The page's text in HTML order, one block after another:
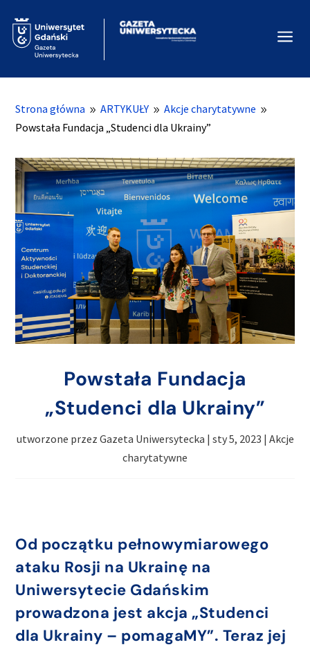
a
Strona główna 9 ARTYKUŁY 9 Akcje charytatywne 9
Powstała Fundacja „Studenci dla Ukrainy”
Powstała Fundacja
„Studenci dla Ukrainy”
utworzone przez Gazeta Uniwersytecka | sty 5, 2023 | Akcje
charytatywne
Od początku pełnowymiarowego
ataku Rosji na Ukrainę na
Uniwersytecie Gdańskim
prowadzona jest akcja „Studenci
dla Ukrainy – pomagaMY”. Teraz jej